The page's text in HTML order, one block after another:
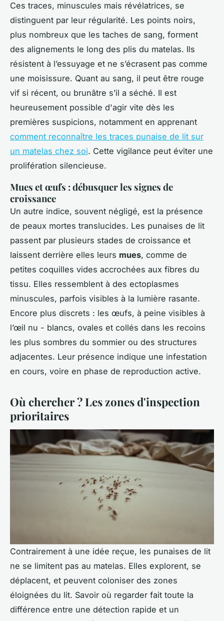
Ces traces, minuscules mais révélatrices, se
distinguent par leur régularité. Les points noirs,
plus nombreux que les taches de sang, forment
des alignements le long des plis du matelas. Ils
résistent à l’essuyage et ne s’écrasent pas comme
une moisissure. Quant au sang, il peut être rouge
vif si récent, ou brunâtre s’il a séché. Il est
heureusement possible d'agir vite dès les
premières suspicions, notamment en apprenant
comment reconnaître les traces punaise de lit sur
un matelas chez soi. Cette vigilance peut éviter une
prolifération silencieuse.
Mues et œufs : débusquer les signes de
croissance
Un autre indice, souvent négligé, est la présence
de peaux mortes translucides. Les punaises de lit
passent par plusieurs stades de croissance et
laissent derrière elles leurs mues, comme de
petites coquilles vides accrochées aux fibres du
tissu. Elles ressemblent à des ectoplasmes
minuscules, parfois visibles à la lumière rasante.
Encore plus discrets : les œufs, à peine visibles à
l’œil nu - blancs, ovales et collés dans les recoins
les plus sombres du sommier ou des structures
adjacentes. Leur présence indique une infestation
en cours, voire en phase de reproduction active.
Où chercher ? Les zones d'inspection
prioritaires
Contrairement à une idée reçue, les punaises de lit
ne se limitent pas au matelas. Elles explorent, se
déplacent, et peuvent coloniser des zones
éloignées du lit. Savoir où regarder fait toute la
différence entre une détection rapide et un